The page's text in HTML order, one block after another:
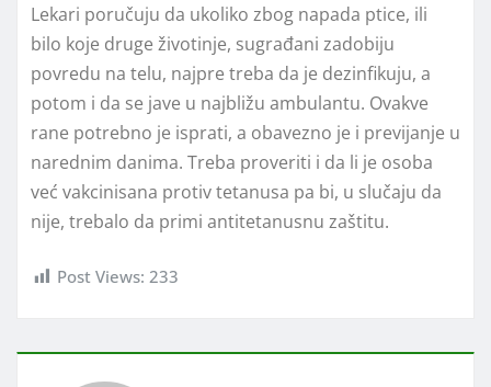
Lekari poručuju da ukoliko zbog napada ptice, ili
bilo koje druge životinje, sugrađani zadobiju
povredu na telu, najpre treba da je dezinfikuju, a
potom i da se jave u najbližu ambulantu. Ovakve
rane potrebno je isprati, a obavezno je i previjanje u
narednim danima. Treba proveriti i da li je osoba
već vakcinisana protiv tetanusa pa bi, u slučaju da
nije, trebalo da primi antitetanusnu zaštitu.
Post Views: 233